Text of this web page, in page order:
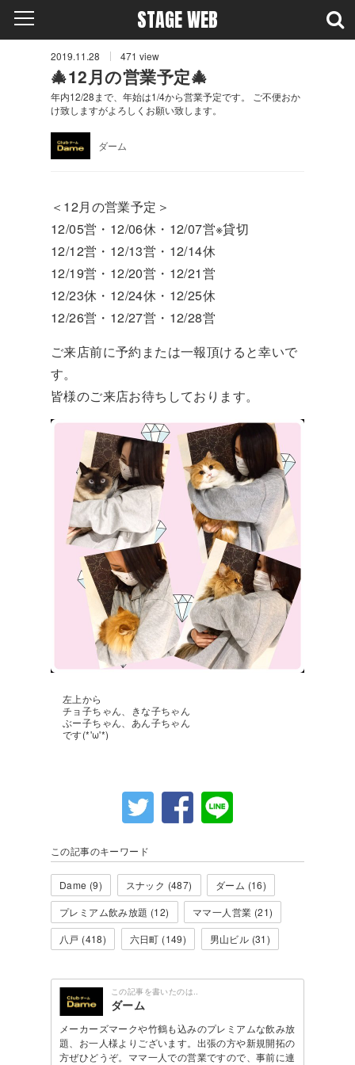
STAGE WEB
2019.11.28 471 view
🎄12月の営業予定🎄
年内12/28まで、年始は1/4から営業予定です。 ご不便おか
け致しますがよろしくお願い致します。
ダーム
＜12月の営業予定＞
12/05営・12/06休・12/07営※貸切
12/12営・12/13営・12/14休
12/19営・12/20営・12/21営
12/23休・12/24休・12/25休
12/26営・12/27営・12/28営
ご来店前に予約または一報頂けると幸いで
す。
皆様のご来店お待ちしております。
左上から
チョ子ちゃん、きな子ちゃん
ぶー子ちゃん、あん子ちゃん
です(*'ω'*)
この記事のキーワード
Dame (9) スナック (487)
ダーム (16)
プレミアム飲み放題 (12)
ママ一人営業 (21)
八戸 (418)
六日町 (149) 男山ビル (31)
この記事を書いたのは..
ダーム
メーカーズマークや竹鶴も込みのプレミアムな飲み放
題、お一人様よりございます。出張の方や新規開拓の
方ぜひどうぞ。ママ一人での営業ですので、事前に連